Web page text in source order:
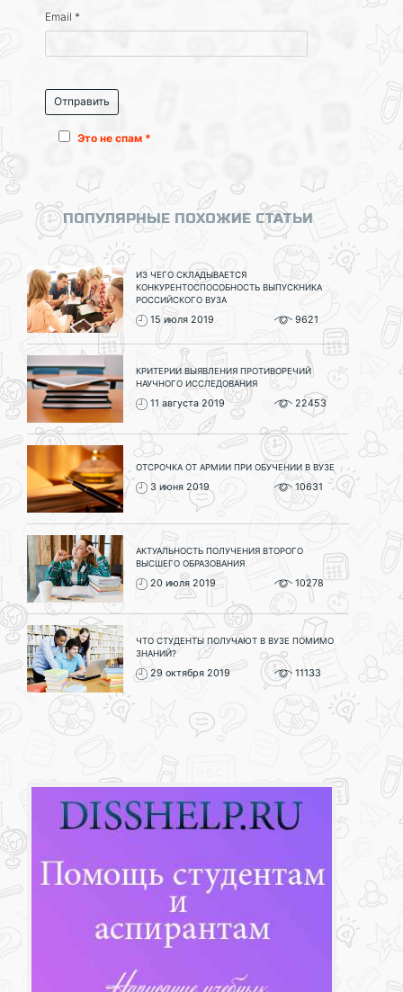
Email *
Это не спам *
ПОПУЛЯРНЫЕ ПОХОЖИЕ СТАТЬИ
ИЗ ЧЕГО СКЛАДЫВАЕТСЯ
КОНКУРЕНТОСПОСОБНОСТЬ ВЫПУСКНИКА
РОССИЙСКОГО ВУЗА
15 июля 2019 9621
КРИТЕРИИ ВЫЯВЛЕНИЯ ПРОТИВОРЕЧИЙ
НАУЧНОГО ИССЛЕДОВАНИЯ
11 августа 2019 22453
ОТСРОЧКА ОТ АРМИИ ПРИ ОБУЧЕНИИ В ВУЗЕ
3 июня 2019 10631
АКТУАЛЬНОСТЬ ПОЛУЧЕНИЯ ВТОРОГО
ВЫСШЕГО ОБРАЗОВАНИЯ
20 июля 2019 10278
ЧТО СТУДЕНТЫ ПОЛУЧАЮТ В ВУЗЕ ПОМИМО
ЗНАНИЙ?
29 октября 2019 11133